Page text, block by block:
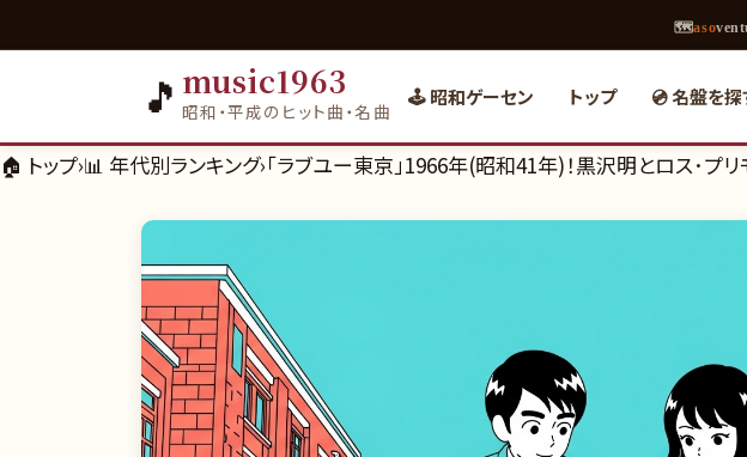
🗺aso
🎵 music1963
昭和・平成のヒット曲・名曲
🕹️ 昭和ゲーセン トップ 💿 名盤を探
🏠 トップ›📊 年代別ランキング›「ラブユー東京」1966年(昭和41年)！黒沢明とロス･プ